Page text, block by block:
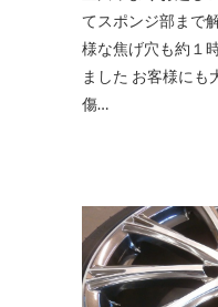
てスポンジ部まで
様な焦げ穴も約１
ました お客様にも
傷…